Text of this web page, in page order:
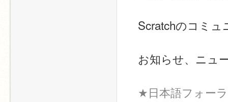
Scratchのコミュ
お知らせ、ニュ
★日本語フォー